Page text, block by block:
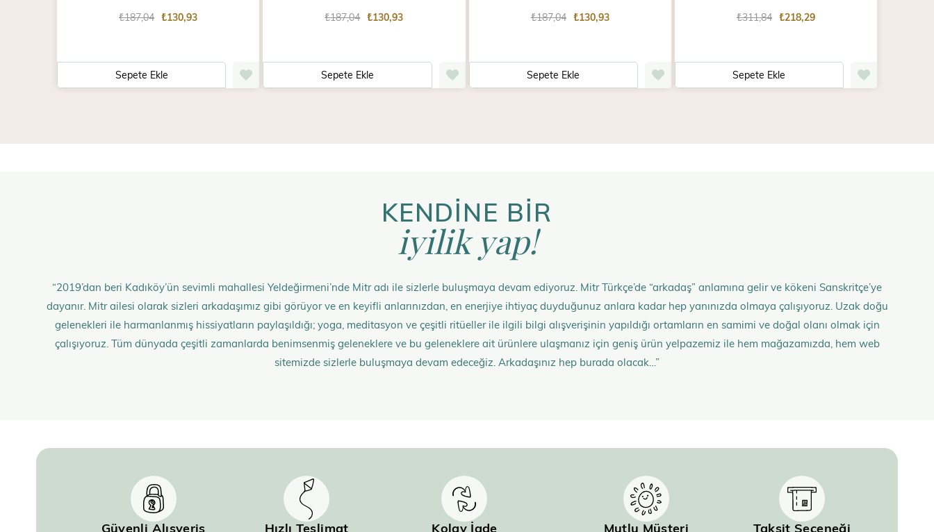
₺130,93
₺187,04
Sepete Ekle
₺130,93
₺187,04
Sepete Ekle
₺130,93
₺187,04
Sepete Ekle
₺218,29
₺311,84
Sepete Ekle
KENDİNE BİR
iyilik yap!
“2019’dan beri Kadıköy’ün sevimli mahallesi Yeldeğirmeni’nde Mitr adı ile sizlerle buluşmaya devam ediyoruz. Mitr Türkçe’de “arkadaş” anlamına gelir ve kökeni Sanskritçe’ye
dayanır. Mitr ailesi olarak sizleri arkadaşımız gibi görüyor ve en keyifli anlarınızdan, en enerjiye ihtiyaç duyduğunuz anlara kadar hep yanınızda olmaya çalışıyoruz. Uzak doğu
gelenekleri ile harmanlanmış hissiyatların paylaşıldığı; yoga, meditasyon ve çeşitli ritüeller ile ilgili bilgi alışverişinin yapıldığı ortamların en samimi ve doğal olanı olmak için
çalışıyoruz. Tüm dünyada çeşitli zamanlarda benimsenmiş geleneklere ve bu geleneklere ait ürünlere ulaşmanız için geniş ürün yelpazemiz ile hem mağazamızda, hem web
sitemizde sizlerle buluşmaya devam edeceğiz. Arkadaşınız hep burada olacak…”
Güvenli Alışveriş Hızlı Teslimat Kolay İade Mutlu Müşteri Taksit Seçeneği